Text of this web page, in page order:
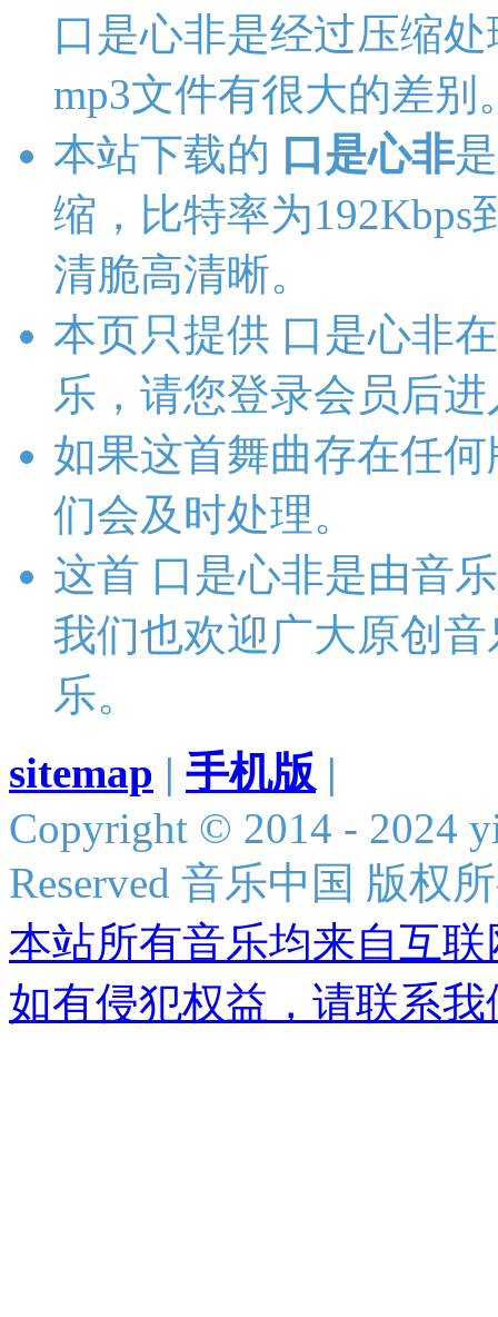
口是心非是经过压缩
mp3文件有很大的差别
本站下载的 口是心非
缩，比特率为192Kbps
清脆高清晰。
本页只提供 口是心非
乐，请您登录会员后
如果这首舞曲存在任
们会及时处理。
这首 口是心非是由音
我们也欢迎广大原创
乐。
sitemap | 手机版 |
Copyright © 2014 - 2024
Reserved 音乐中国 版权
本站所有音乐均来自互
如有侵犯权益，请联系